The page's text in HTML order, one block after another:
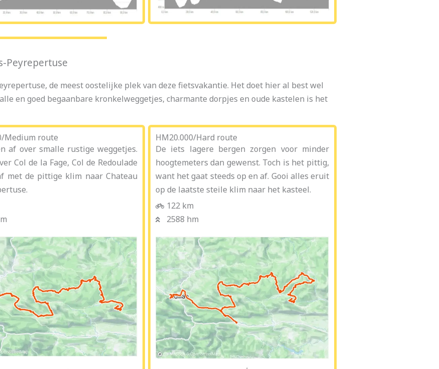
Peyrepertuse
de meest oostelijke plek van deze fietsvakantie. Het doet hier al best wel
en goed begaanbare kronkelweggetjes, charmante dorpjes en oude kastelen is het
Medium route
af over smalle rustige weggetjes.
Col de la Fage, Col de Redoulade
met de pittige klim naar Chateau
HM20.000/Hard route
De iets lagere bergen zorgen voor minder
hoogtemeters dan gewenst. Toch is het pittig,
want het gaat steeds op en af. Gooi alles eruit
op de laatste steile klim naar het kasteel.
122 km
2588 hm